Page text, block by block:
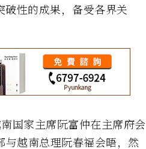
性的成果，备受各界关
国家主席阮富仲在主席府会
越南总理阮春福会晤，然